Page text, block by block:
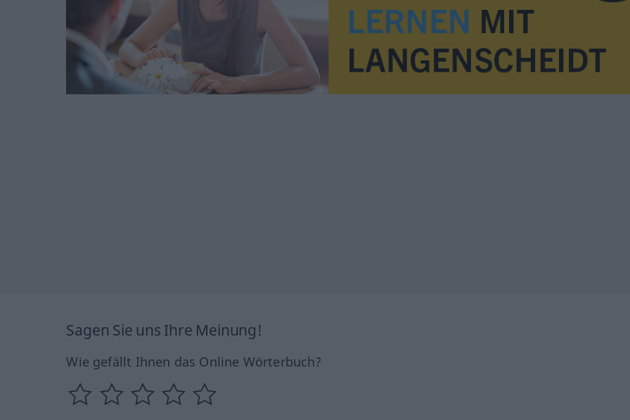
Sagen Sie uns Ihre Meinung!
Wie gefällt Ihnen das Online Wörterbuch?